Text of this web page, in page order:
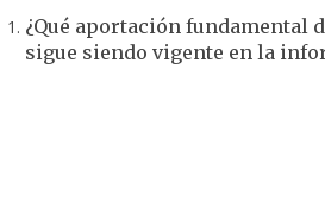
¿Qué aportación fundamental
sigue siendo vigente en la